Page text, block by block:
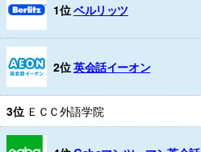
1位ベルリッツ
2位英会話イーオン
3位 ＥＣＣ外語学院